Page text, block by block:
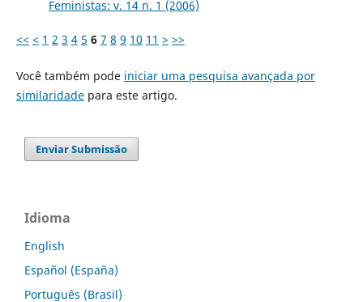
Feministas: v. 14 n. 1 (2006)
<< < 1 2 3 4 5 6 7 8 9 10 11 > >>
Você também pode iniciar uma pesquisa avançada por
similaridadepara este artigo.
Enviar Submissão
Idioma
English
Español (España)
Português (Brasil)